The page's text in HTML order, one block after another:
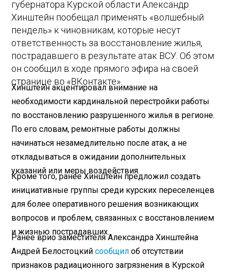
губернатора Курской области Александр
Хинштейн пообещал применять «волшебный
пендель» к чиновникам, которые несут
ответственность за восстановление жилья,
пострадавшего в результате атак ВСУ. Об этом
он сообщил в ходе прямого эфира на своей
странице во «ВКонтакте».
Хинштейн акцентировал внимание на
необходимости кардинальной перестройки работы
по восстановлению разрушенного жилья в регионе.
По его словам, ремонтные работы должны
начинаться незамедлительно после атак, а не
откладываться в ожидании дополнительных
указаний или меры воздействия.
Кроме того, ранее Хинштейн предложил создать
инициативные группы среди курских переселенцев
для более оперативного решения возникающих
вопросов и проблем, связанных с восстановлением
и жизнью пострадавших.
Ранее врио заместителя Александра Хинштейна
Андрей Белостоцкийсообщил об отсутствии
признаков радиационного загрязнения в Курской